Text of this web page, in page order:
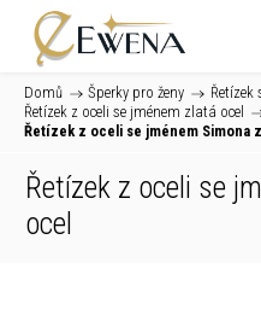
Domů / Šperky pro ženy / Řetízek
Řetízek z oceli se jménem zlatá ocel /
Řetízek z oceli se jménem Simona
Řetízek z oceli se
ocel